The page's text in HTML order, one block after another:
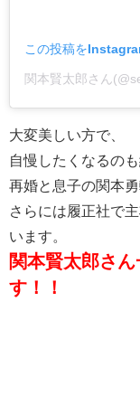
この投稿を
関本賢太郎さん
大変美しい方で、
自慢したくなるの
再婚と息子の関本
さらには履正社で
います。
関本賢太郎さ
す！！